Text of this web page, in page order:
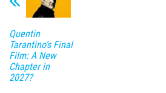
Quentin
Tarantino’s Final
Film: A New
Chapter in
2027?